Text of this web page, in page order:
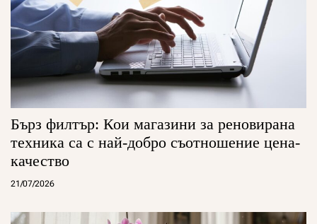
Бърз филтър: Кои магазини за реновирана
техника са с най-добро съотношение цена-
качество
21/07/2026